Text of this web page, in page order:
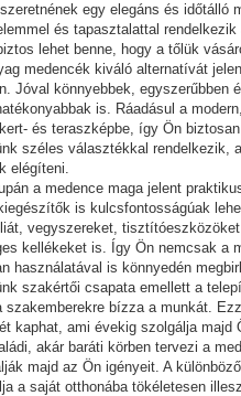
egy elegáns és időtálló
és tapasztalattal
lehet benne, hogy a tőlük
medencék kiváló alternatívát
Jóval könnyebbek, egyszerűbben
is. Ráadásul a
és teraszképbe, így Ön
széles választékkal rendelkezik,
elégíteni.
a medence maga jelent
is kulcsfontosságúak
vegyszereket,
kellékeket is. Így Ön nemcsak a
használatával is könnyedén
szakértői csapata emellett a
szakemberekre bízza a munkát.
kaphat, ami évekig szolgálja majd
akár baráti körben tervezi a
majd az Ön igényeit. A
a saját otthonába tökéletesen